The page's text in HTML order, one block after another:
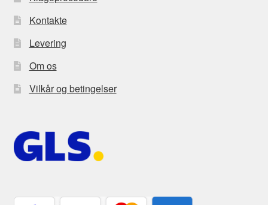
Kontakte
Levering
Om os
Vilkår og betingelser